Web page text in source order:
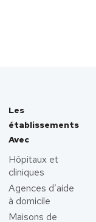
Les
établissements
Avec
Hôpitaux et
cliniques
Agences d’aide
à domicile
Maisons de